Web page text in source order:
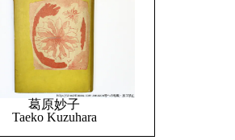
葛原妙子
Taeko Kuzuhara